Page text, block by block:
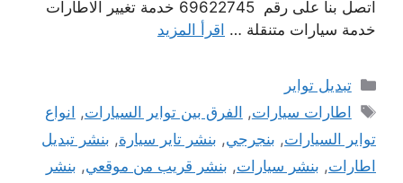
اتصل بنا على رقم 69622745 خدمة تغيير الاطارات
خدمة سيارات متنقلة … اقرأ المزيد
التصنيفات
تبديل تواير
الوسوم
اطارات سيارات, الفرق بين تواير السيارات, انواع
تواير السيارات, بنجرجي, بنشر تاير سيارة, بنشر تبديل
اطارات, بنشر سيارات, بنشر قريب من موقعي, بنشر